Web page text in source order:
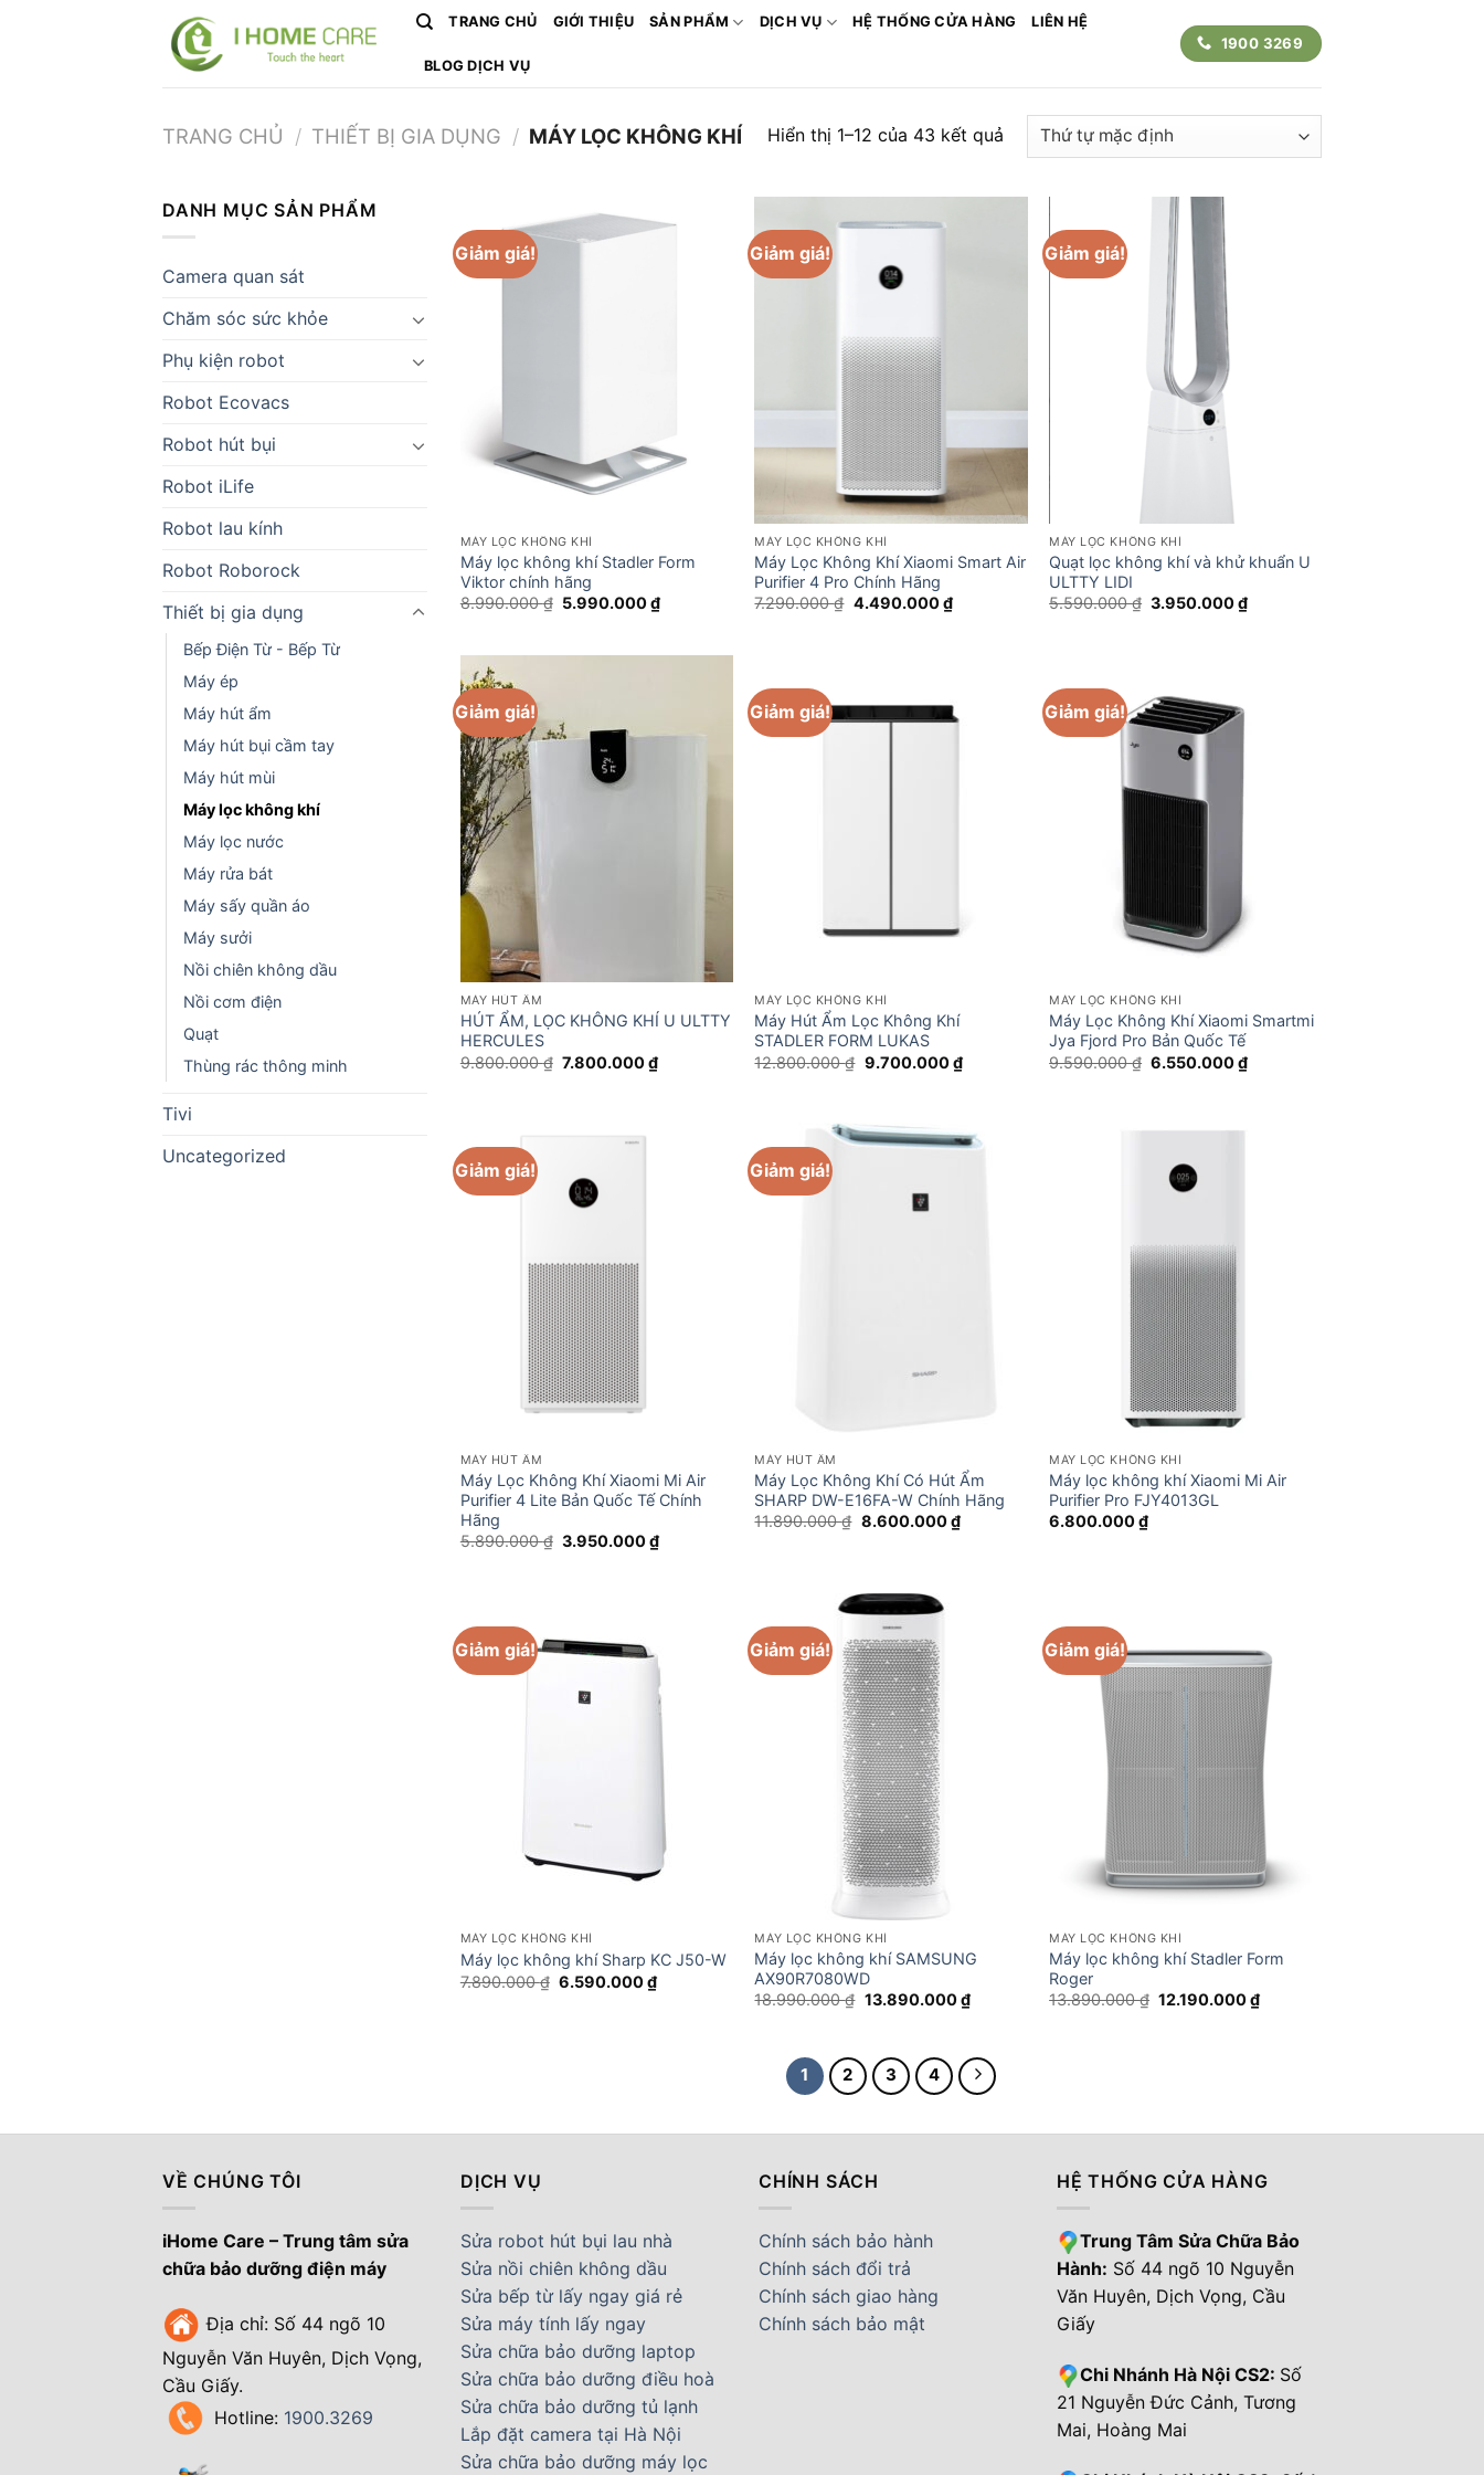
TRANG CHỦ GIỚI THIỆU SẢN PHẨM DỊCH VỤ HỆ THỐNG CỬA HÀNG LIÊN HỆ
BLOG DỊCH VỤ
1900 3269
TRANG CHỦ / THIẾT BỊ GIA DỤNG / MÁY LỌC KHÔNG KHÍ Hiển thị 1–12 của 43 kết quả
DANH MỤC SẢN PHẨM
Camera quan sát
Chăm sóc sức khỏe
Phụ kiện robot
Robot Ecovacs
Robot hút bụi
Robot iLife
Robot lau kính
Robot Roborock
Thiết bị gia dụng
Bếp Điện Từ - Bếp Từ
Máy ép
Máy hút ẩm
Máy hút bụi cầm tay
Máy hút mùi
Máy lọc không khí
Máy lọc nước
Máy rửa bát
Máy sấy quần áo
Máy sưởi
Nồi chiên không dầu
Nồi cơm điện
Quạt
Thùng rác thông minh
Tivi
Uncategorized
Giảm giá!
MÁY LỌC KHÔNG KHÍ
Máy lọc không khí Stadler Form
Viktor chính hãng
8.990.000₫ Giá
5.990.000₫Giá
Giảm giá!
MÁY LỌC KHÔNG KHÍ
Máy Lọc Không Khí Xiaomi Smart Air
Purifier 4 Pro Chính Hãng
7.290.000₫ Giá
4.490.000₫Giá
hiện
Giảm giá!
MÁY LỌC KHÔNG KHÍ
Quạt lọc không khí và khử khuẩn U
ULTTY LIDI
5.590.000₫ Giá
3.950.000₫Giá
Giảm giá!
MÁY HÚT ẨM
HÚT ẨM, LỌC KHÔNG KHÍ U ULTTY
HERCULES
9.800.000₫ Giá
7.800.000₫Giá
Giảm giá!
MÁY LỌC KHÔNG KHÍ
Máy Hút Ẩm Lọc Không Khí
STADLER FORM LUKAS
12.800.000₫ Giá
9.700.000₫Giá
hiện
Giảm giá!
MÁY LỌC KHÔNG KHÍ
Máy Lọc Không Khí Xiaomi Smartmi
Jya Fjord Pro Bản Quốc Tế
9.590.000₫ Giá
6.550.000₫Giá
Giảm giá!
MÁY HÚT ẨM
Máy Lọc Không Khí Xiaomi Mi Air
Purifier 4 Lite Bản Quốc Tế Chính
Hãng
5.890.000₫ Giá
3.950.000₫Giá
Giảm giá!
MÁY HÚT ẨM
Máy Lọc Không Khí Có Hút Ẩm
SHARP DW-E16FA-W Chính Hãng
11.890.000₫ Giá
8.600.000₫Giá
hiện
MÁY LỌC KHÔNG KHÍ
Máy lọc không khí Xiaomi Mi Air
Purifier Pro FJY4013GL
6.800.000₫
Giảm giá!
MÁY LỌC KHÔNG KHÍ
Máy lọc không khí Sharp KC J50-W
7.890.000₫ Giá
6.590.000₫Giá
Giảm giá!
MÁY LỌC KHÔNG KHÍ
Máy lọc không khí SAMSUNG
AX90R7080WD
18.990.000₫ Giá
13.890.000₫Giá
hiện
13.890.000 ₫.
Giảm giá!
MÁY LỌC KHÔNG KHÍ
Máy lọc không khí Stadler Form
Roger
13.890.000₫ Giá
12.190.000₫Giá
1 2 3 4
VỀ CHÚNG TÔI
iHome Care – Trung tâm sửa
chữa bảo dưỡng điện máy
Địa chỉ: Số 44 ngõ 10
Nguyễn Văn Huyên, Dịch Vọng,
Cầu Giấy.
Hotline: 1900.3269
DỊCH VỤ
Sửa robot hút bụi lau nhà
Sửa nồi chiên không dầu
Sửa bếp từ lấy ngay giá rẻ
Sửa máy tính lấy ngay
Sửa chữa bảo dưỡng laptop
Sửa chữa bảo dưỡng điều hoà
Sửa chữa bảo dưỡng tủ lạnh
Lắp đặt camera tại Hà Nội
Sửa chữa bảo dưỡng máy lọc
CHÍNH SÁCH
Chính sách bảo hành
Chính sách đổi trả
Chính sách giao hàng
Chính sách bảo mật
HỆ THỐNG CỬA HÀNG
Trung Tâm Sửa Chữa Bảo
Hành: Số 44 ngõ 10 Nguyễn
Văn Huyên, Dịch Vọng, Cầu
Giấy
Chi Nhánh Hà Nội CS2: Số
21 Nguyễn Đức Cảnh, Tương
Mai, Hoàng Mai